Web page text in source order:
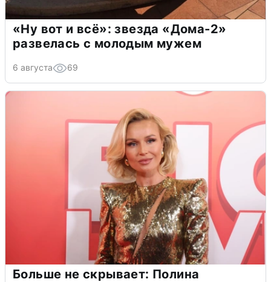
«Ну вот и всё»: звезда «Дома-2»
развелась с молодым мужем
6 августа 69
Больше не скрывает: Полина